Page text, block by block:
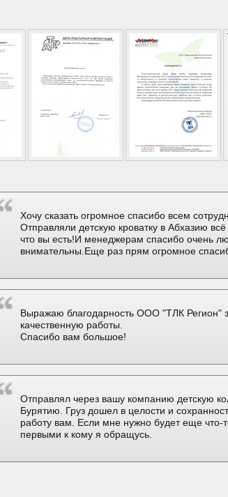
Хочу сказать огромное спасибо всем
Отправляли детскую кроватку в Абхазию
что вы есть!И менеджерам спасибо очень
внимательны.Еще раз прям огромное
Выражаю благодарность ООО "ТЛК Регион"
качественную работы.
Спасибо вам большое!
Отправлял через вашу компанию детскую
Бурятию. Груз дошел в целости и
работу вам. Если мне нужно будет еще что-
первыми к кому я обращусь.